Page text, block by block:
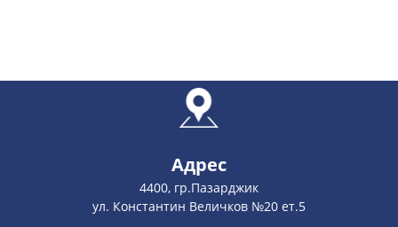
Адрес
4400, гр.Пазарджик
ул. Константин Величков №20 ет.5